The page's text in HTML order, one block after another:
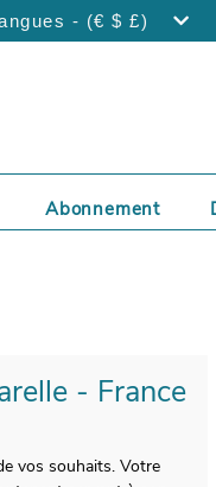
- (€ $ £)
Abonnement
- France
vos souhaits. Votre